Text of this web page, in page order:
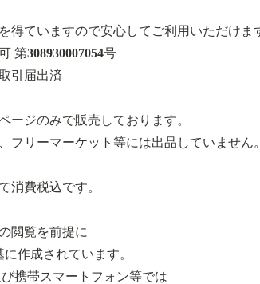
得ていますので安心してご利用いただけま
第308930007054号
引届出済
ージのみで販売しております。
フリーマーケット等には出品していません。
消費税込です。
閲覧を前提に
作成されています。
携帯スマートフォン等では